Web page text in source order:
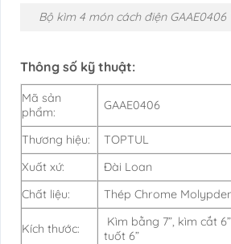
Bộ kìm 4 món cách điện GAAE0406
Thông số kỹ thuật:
Mã sản
phẩm:
GAAE0406
Thương hiệu:
TOPTUL
Xuất xứ:
Đài Loan
Chất liệu:
Thép Chrome
Kích thước:
Kìm bằng 7”, kìm cắt
tuốt 6”